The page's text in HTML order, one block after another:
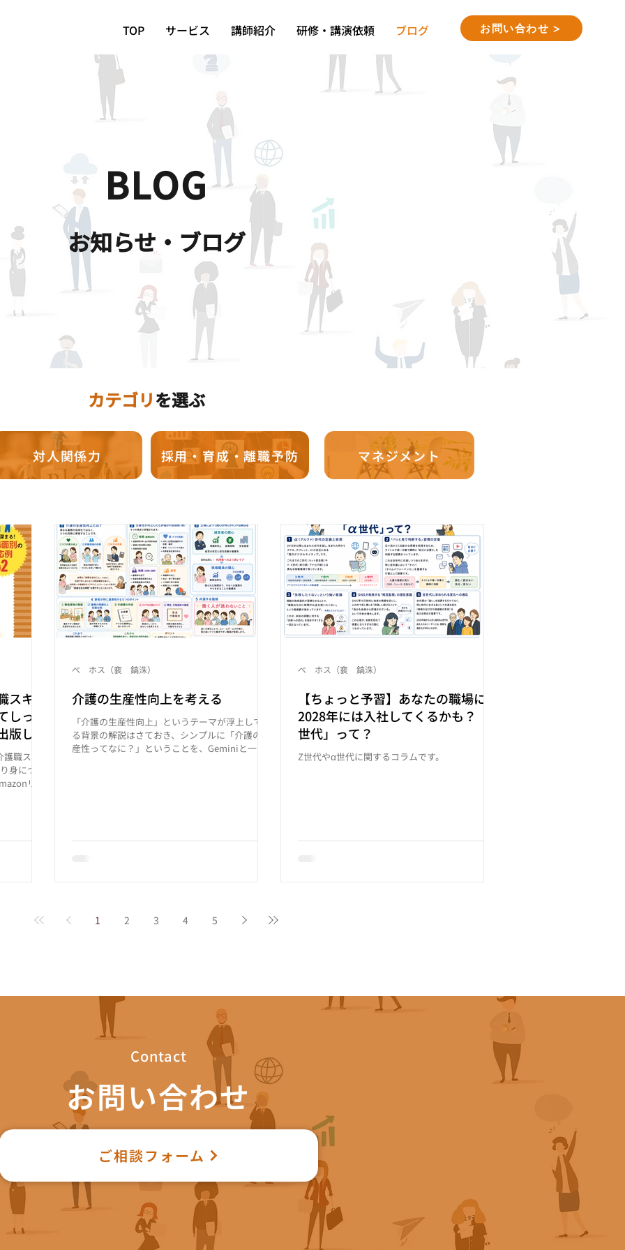
TOP サービス 講師紹介 研修・講演依頼 ブログ お問い合わせ >
BLOG
お知らせ・ブログ
カテゴリを選ぶ
対人関係力 採用・育成・離職予防 マネジメント
キル
っか
しま
職スキ
身につ
リン
ナー 介護
で、ぜひ
介護の生産性向上を考える
「介護の生産性向上」というテーマが浮上してい
る背景の解説はさておき、シンプルに「介護の生
産性ってなに？」ということを、Geminiと一緒
ぺ ホス（裵 鎬洙）
【ちょっと予習】あなたの職場にも
2028年には入社してくるかも？「α
世代」って？
Z世代やα世代に関するコラムです。
ぺ ホス（裵 鎬洙）
1 2 3 4 5
Contact
お問い合わせ
ご相談フォーム